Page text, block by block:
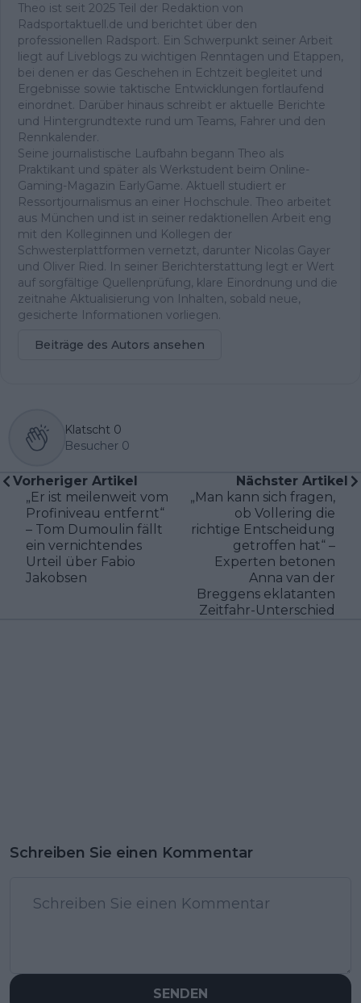
Theo ist seit 2025 Teil der Redaktion von
Radsportaktuell.de und berichtet über den
professionellen Radsport. Ein Schwerpunkt seiner Arbeit
liegt auf Liveblogs zu wichtigen Renntagen und Etappen,
bei denen er das Geschehen in Echtzeit begleitet und
Ergebnisse sowie taktische Entwicklungen fortlaufend
einordnet. Darüber hinaus schreibt er aktuelle Berichte
und Hintergrundtexte rund um Teams, Fahrer und den
Rennkalender.
Seine journalistische Laufbahn begann Theo als
Praktikant und später als Werkstudent beim Online-
Gaming-Magazin EarlyGame. Aktuell studiert er
Ressortjournalismus an einer Hochschule. Theo arbeitet
aus München und ist in seiner redaktionellen Arbeit eng
mit den Kolleginnen und Kollegen der
Schwesterplattformen vernetzt, darunter Nicolas Gayer
und Oliver Ried. In seiner Berichterstattung legt er Wert
auf sorgfältige Quellenprüfung, klare Einordnung und die
zeitnahe Aktualisierung von Inhalten, sobald neue,
gesicherte Informationen vorliegen.
Beiträge des Autors ansehen
Klatscht 0
Besucher 0
Vorheriger Artikel
„Er ist meilenweit vom
Profiniveau entfernt“
– Tom Dumoulin fällt
ein vernichtendes
Urteil über Fabio
Jakobsen
Nächster Artikel
„Man kann sich fragen,
ob Vollering die
richtige Entscheidung
getroffen hat“ –
Experten betonen
Anna van der
Breggens eklatanten
Zeitfahr-Unterschied
Schreiben Sie einen Kommentar
SENDEN